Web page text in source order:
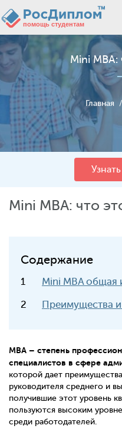
Mini MBA:
Главная /
Mini MBA: что
Содержание
Mini MBA
Преимущества и
МBA – степень
специалистов в сфере
которой дает
руководителя среднего и
получившие этот уровень
пользуются высоким
среди работодателей.